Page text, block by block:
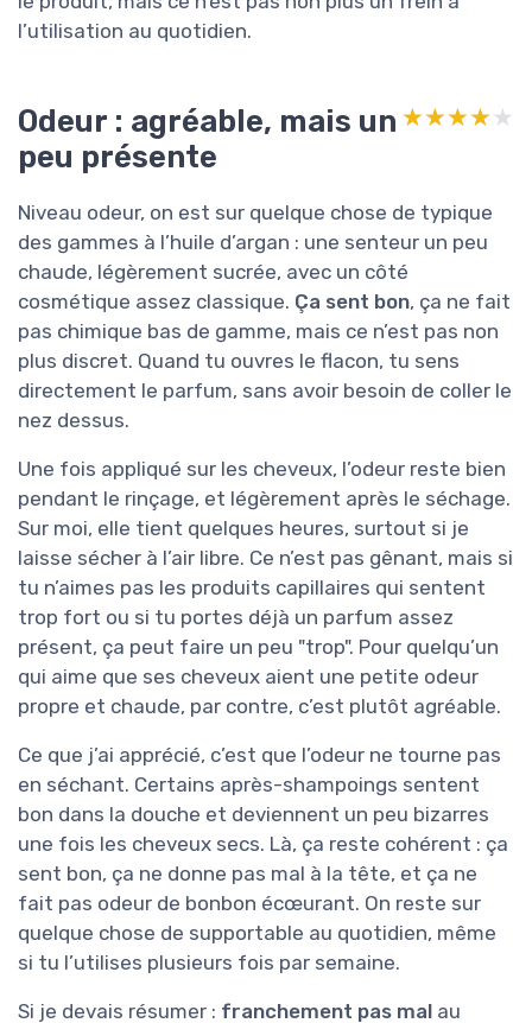
l’utilisation au quotidien.
Odeur : agréable, mais un
peu présente
★★★★★
★★★★★
Niveau odeur, on est sur quelque chose de typique
des gammes à l’huile d’argan : une senteur un peu
chaude, légèrement sucrée, avec un côté
cosmétique assez classique. Ça sent bon, ça ne fait
pas chimique bas de gamme, mais ce n’est pas non
plus discret. Quand tu ouvres le flacon, tu sens
directement le parfum, sans avoir besoin de coller le
nez dessus.
Une fois appliqué sur les cheveux, l’odeur reste bien
pendant le rinçage, et légèrement après le séchage.
Sur moi, elle tient quelques heures, surtout si je
laisse sécher à l’air libre. Ce n’est pas gênant, mais si
tu n’aimes pas les produits capillaires qui sentent
trop fort ou si tu portes déjà un parfum assez
présent, ça peut faire un peu "trop". Pour quelqu’un
qui aime que ses cheveux aient une petite odeur
propre et chaude, par contre, c’est plutôt agréable.
Ce que j’ai apprécié, c’est que l’odeur ne tourne pas
en séchant. Certains après-shampoings sentent
bon dans la douche et deviennent un peu bizarres
une fois les cheveux secs. Là, ça reste cohérent : ça
sent bon, ça ne donne pas mal à la tête, et ça ne
fait pas odeur de bonbon écœurant. On reste sur
quelque chose de supportable au quotidien, même
si tu l’utilises plusieurs fois par semaine.
Si je devais résumer : franchement pas mal au